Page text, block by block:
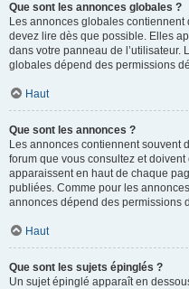
Que sont les annonces globales ?
Les annonces globales
devez lire dès que possible. Elles
dans votre panneau de
globales dépend des permissions
Haut
Que sont les annonces ?
Les annonces contiennent souvent
forum que vous consultez et
apparaissent en haut de chaque
publiées. Comme pour les
annonces dépend des permissions
Haut
Que sont les sujets épinglés ?
Un sujet épinglé apparaît en